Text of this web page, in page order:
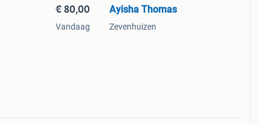
€ 80,00
Vandaag
Ayisha Thomas
Zevenhuizen